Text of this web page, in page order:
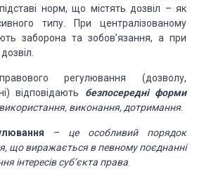
норм, що містять дозвіл – як
типу. При централізованому
заборона та зобов’язання, а при
регулювання (дозволу,
відповідають безпосередні форми
виконання, дотримання.
– це особливийпорядок
що виражається в певному поєднанні
інтересів суб’єкта права